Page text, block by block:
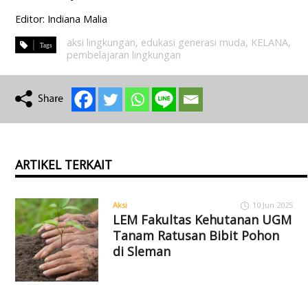
Editor: Indiana Malia
aksi lingkungan, edukasi generasi muda, KELANA,
pembelajaran lingkungan
ARTIKEL TERKAIT
Aksi 10 Jun 2025
LEM Fakultas Kehutanan UGM
Tanam Ratusan Bibit Pohon
di Sleman